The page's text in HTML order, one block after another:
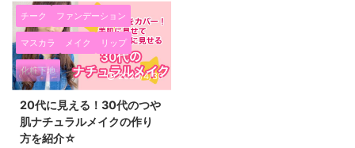
て、口紅を手作りしてみました！
すごく楽しい～～！！ こんな簡
単に口紅が作れるんだったら、
買わないでも自分で作ってもいい
んじゃないかなって思いました
(*^▽^*) 売り物の口紅のような形
にするシリコンや、 本格的なリ
ップケースも今販売されているん
ですね♡ ハンドメイドコスメ☆
チーク ファンデーション
マスカラ メイク リップ
化粧下地
2020/4/30
20代に見える！30代のつや
肌ナチュラルメイクの作り
方を紹介☆